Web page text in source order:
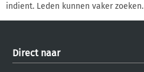
indient. Leden kunnen vaker zoeken.
Direct naar